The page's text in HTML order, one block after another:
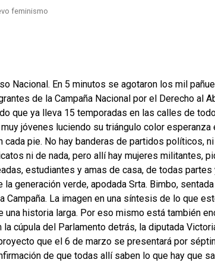
Nacional. En 5 minutos se agotaron los mil
de la Campaña Nacional por el Derecho al
que ya lleva 15 temporadas en las calles de
jóvenes luciendo su triángulo color esperanza
cada pie. No hay banderas de partidos políticos,
ni de nada, pero allí hay mujeres militantes,
estudiantes y amas de casa, de todas partes
generación verde, apodada Srta. Bimbo,
Campaña. La imagen en una síntesis de lo que
una historia larga. Por eso mismo está también
cúpula del Parlamento detrás, la diputada
que el 6 de marzo se presentará por
de que todas allí saben lo que hay que